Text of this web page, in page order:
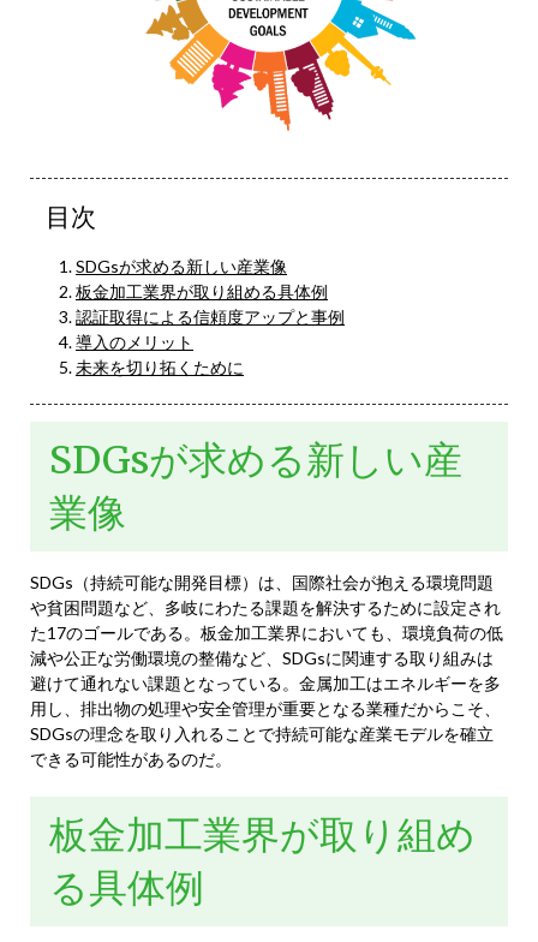
目次
SDGsが求める新しい産業像
板金加工業界が取り組める具体例
認証取得による信頼度アップと事例
導入のメリット
未来を切り拓くために
SDGsが求める新しい産
業像
SDGs（持続可能な開発目標）は、国際社会が抱える環境問題
や貧困問題など、多岐にわたる課題を解決するために設定され
た17のゴールである。板金加工業界においても、環境負荷の低
減や公正な労働環境の整備など、SDGsに関連する取り組みは
避けて通れない課題となっている。金属加工はエネルギーを多
用し、排出物の処理や安全管理が重要となる業種だからこそ、
SDGsの理念を取り入れることで持続可能な産業モデルを確立
できる可能性があるのだ。
板金加工業界が取り組め
る具体例